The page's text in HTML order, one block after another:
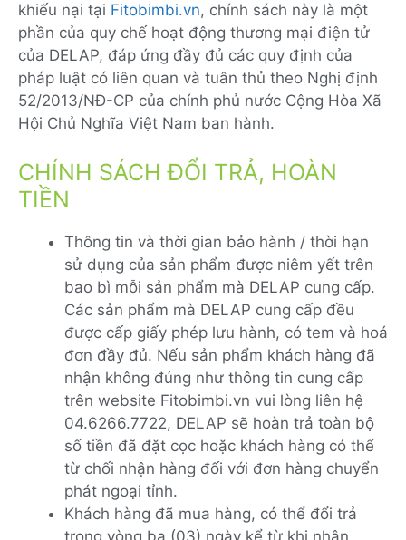
khiếu nại tại Fitobimbi.vn, chính sách này là một
phần của quy chế hoạt động thương mại điện tử
của DELAP, đáp ứng đầy đủ các quy định của
pháp luật có liên quan và tuân thủ theo Nghị định
52/2013/NĐ-CP của chính phủ nước Cộng Hòa Xã
Hội Chủ Nghĩa Việt Nam ban hành.
CHÍNH SÁCH ĐỔI TRẢ, HOÀN
TIỀN
Thông tin và thời gian bảo hành / thời hạn
sử dụng của sản phẩm được niêm yết trên
bao bì mỗi sản phẩm mà DELAP cung cấp.
Các sản phẩm mà DELAP cung cấp đều
được cấp giấy phép lưu hành, có tem và hoá
đơn đầy đủ. Nếu sản phẩm khách hàng đã
nhận không đúng như thông tin cung cấp
trên website Fitobimbi.vn vui lòng liên hệ
04.6266.7722, DELAP sẽ hoàn trả toàn bộ
số tiền đã đặt cọc hoặc khách hàng có thể
từ chối nhận hàng đối với đơn hàng chuyển
phát ngoại tỉnh.
Khách hàng đã mua hàng, có thể đổi trả
trong vòng ba (03) ngày kể từ khi nhận